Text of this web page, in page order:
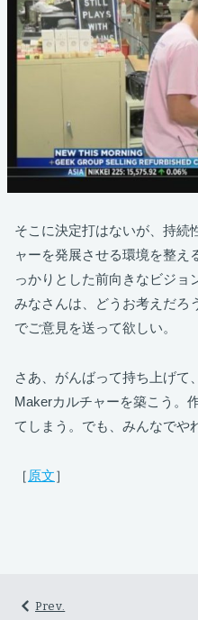
そこに決定打はないが、持続
ャーを発展させる環境を整え
っかりとした前向きなビジョ
みなさんは、どうお考えだろ
でご意見を送って欲しい。
さあ、がんばって持ち上げて
Makerカルチャーを築こう。
てしまう。でも、みんなでや
［ 原文］
Prev.